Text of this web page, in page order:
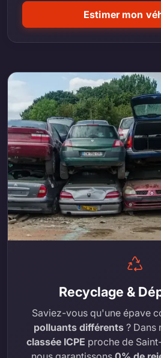
Estimer mon
Recyclage &
Saviez-vous qu'une épave
polluants différents ? Dans
classée ICPE proche de